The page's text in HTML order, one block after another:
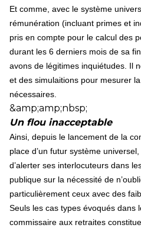
Et comme, avec le système
rémunération (incluant primes et
pris en compte pour le calcul des
durant les 6 derniers mois de sa
avons de légitimes inquiétudes. Il
et des simulaitions pour mesurer
nécessaires
&amp;amp;nbsp;
Un flou inacceptable
Ainsi, depuis le lancement de la
place d’un futur système
d’alerter ses interlocuteurs dans
publique sur la nécessité de
particulièrement ceux avec des
Seuls les cas types évoqués dans
commissaire aux retraites